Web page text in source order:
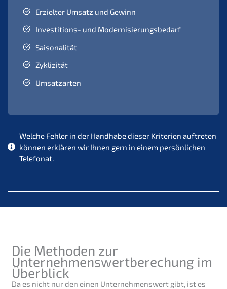
Erzielter Umsatz und Gewinn
Investitions- und Modernisierungsbedarf
Saisonalität
Zyklizität
Umsatzarten
Welche Fehler in der Handhabe dieser Kriterien auftreten
können erklären wir Ihnen gern in einem persönlichen
Telefonat.
Die Methoden zur
Unternehmenswertberechung im
Überblick
Da es nicht nur den einen Unternehmenswert gibt, ist es